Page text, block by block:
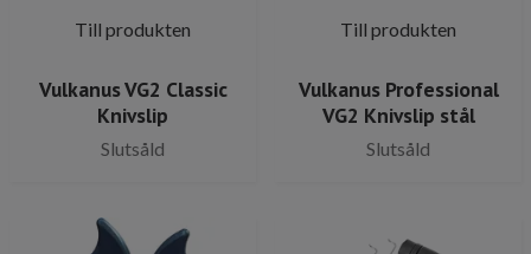
Till produkten
Vulkanus VG2 Classic
Knivslip
Slutsåld
Till produkten
Vulkanus Professional
VG2 Knivslip stål
Slutsåld